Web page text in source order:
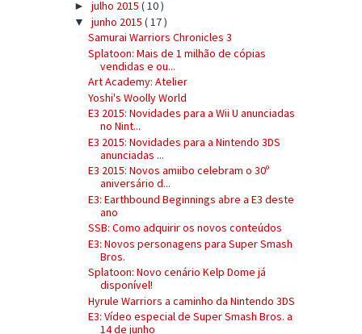
► julho 2015 ( 10 )
▼ junho 2015 ( 17 )
Samurai Warriors Chronicles 3
Splatoon: Mais de 1 milhão de cópias
vendidas e ou...
Art Academy: Atelier
Yoshi's Woolly World
E3 2015: Novidades para a Wii U anunciadas
no Nint...
E3 2015: Novidades para a Nintendo 3DS
anunciadas ...
E3 2015: Novos amiibo celebram o 30º
aniversário d...
E3: Earthbound Beginnings abre a E3 deste
ano
SSB: Como adquirir os novos conteúdos
E3: Novos personagens para Super Smash
Bros.
Splatoon: Novo cenário Kelp Dome já
disponível!
Hyrule Warriors a caminho da Nintendo 3DS
E3: Vídeo especial de Super Smash Bros. a
14 de junho